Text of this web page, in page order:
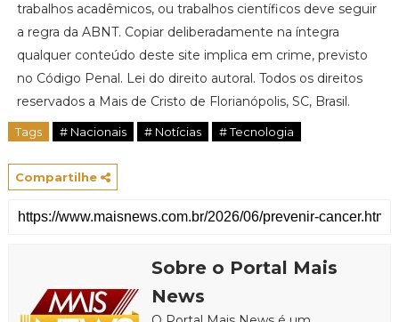
trabalhos acadêmicos, ou trabalhos científicos deve seguir
a regra da ABNT. Copiar deliberadamente na íntegra
qualquer conteúdo deste site implica em crime, previsto
no Código Penal. Lei do direito autoral. Todos os direitos
reservados a Mais de Cristo de Florianópolis, SC, Brasil.
Tags # Nacionais # Notícias # Tecnologia
Compartilhe
Sobre o Portal Mais
News